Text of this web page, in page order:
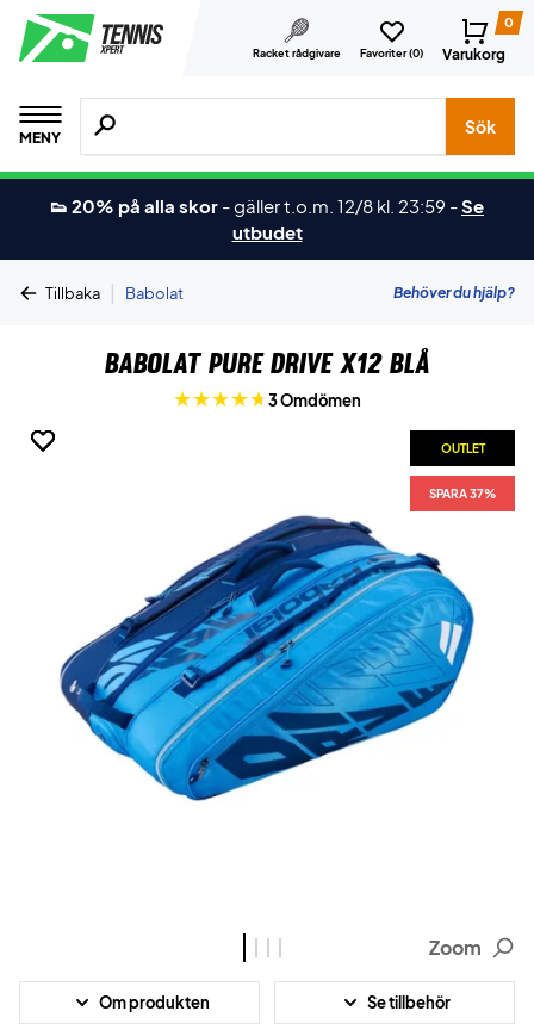
Racket rådgivare Favoriter (0)
0
Varukorg
MENY
Sök efter produkter, märken osv.
Sök
👟 20% på alla skor -gäller t.o.m. 12/8 kl. 23:59 -Se
utbudet
Tillbaka | Babolat Behöver du hjälp?
Babolat Pure Drive X12 Blå
3 Omdömen
OUTLET
SPARA 37%
OUTLET
SPARA 37%
OUTLET
SPARA 37%
OUTLET
SPARA 37%
Zoom
Om produkten Se tillbehör